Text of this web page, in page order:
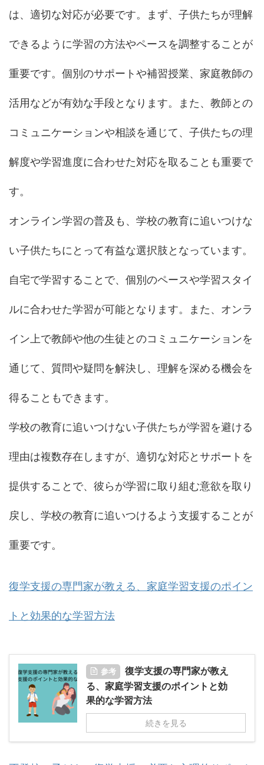
は、適切な対応が必要です。まず、子供たちが理解
できるように学習の方法やペースを調整することが
重要です。個別のサポートや補習授業、家庭教師の
活用などが有効な手段となります。また、教師との
コミュニケーションや相談を通じて、子供たちの理
解度や学習進度に合わせた対応を取ることも重要で
す。
オンライン学習の普及も、学校の教育に追いつけな
い子供たちにとって有益な選択肢となっています。
自宅で学習することで、個別のペースや学習スタイ
ルに合わせた学習が可能となります。また、オンラ
イン上で教師や他の生徒とのコミュニケーションを
通じて、質問や疑問を解決し、理解を深める機会を
得ることもできます。
学校の教育に追いつけない子供たちが学習を避ける
理由は複数存在しますが、適切な対応とサポートを
提供することで、彼らが学習に取り組む意欲を取り
戻し、学校の教育に追いつけるよう支援することが
重要です。
復学支援の専門家が教える、家庭学習支援のポイン
トと効果的な学習方法
参考
復学支援の専門家が教え
る、家庭学習支援のポイントと効
果的な学習方法
続きを見る